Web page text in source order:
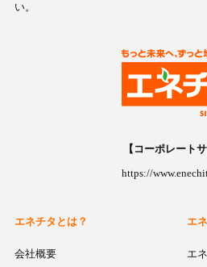
い。
【コーポレートサ
https://
エネチタとは？
会社概要
エ
エ